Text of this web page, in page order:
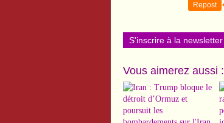
Repost
S'inscrire à la newsletter
Vous aimerez aussi :